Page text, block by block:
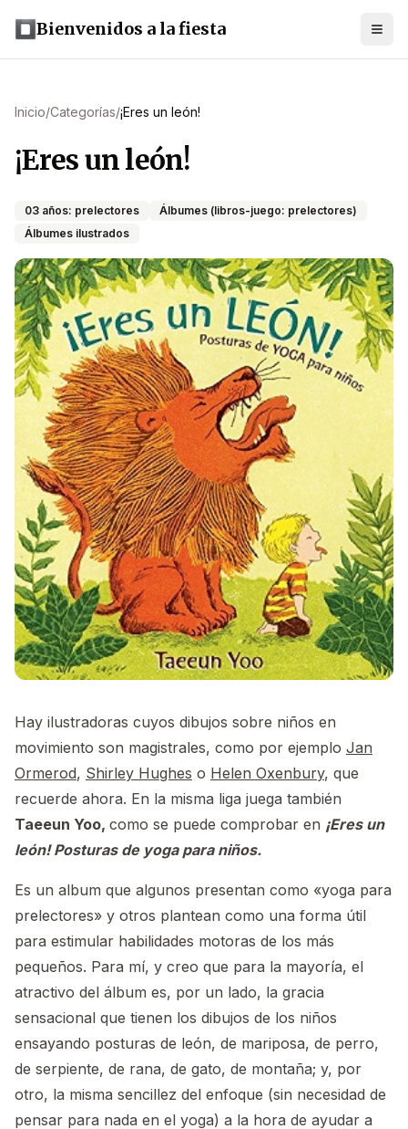
Bienvenidos a la fiesta
Inicio/Categorías/¡Eres un león!
¡Eres un león!
03 años: prelectores
Álbumes (libros-juego: prelectores)
Álbumes ilustrados
Hay ilustradoras cuyos dibujos sobre niños en
movimiento son magistrales, como por ejemplo Jan
Ormerod, Shirley Hughes o Helen Oxenbury, que
recuerde ahora. En la misma liga juega también
Taeeun Yoo, como se puede comprobar en ¡Eres un
león! Posturas de yoga para niños.
Es un album que algunos presentan como «yoga para
prelectores» y otros plantean como una forma útil
para estimular habilidades motoras de los más
pequeños. Para mí, y creo que para la mayoría, el
atractivo del álbum es, por un lado, la gracia
sensacional que tienen los dibujos de los niños
ensayando posturas de león, de mariposa, de perro,
de serpiente, de rana, de gato, de montaña; y, por
otro, la misma sencillez del enfoque (sin necesidad de
pensar para nada en el yoga) a la hora de ayudar a